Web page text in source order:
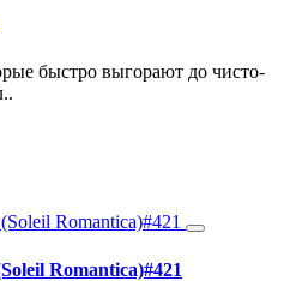
быстро выгорают до чисто-
Romantica)#421